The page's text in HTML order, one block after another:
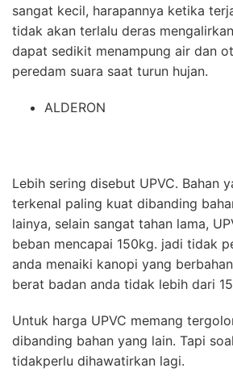
sangat kecil, harapannya ketika
tidak akan terlalu deras
dapat sedikit menampung air dan
peredam suara saat turun hujan.
ALDERON
Lebih sering disebut UPVC. Bahan
terkenal paling kuat dibanding
lainya, selain sangat tahan lama,
beban mencapai 150kg. jadi tidak
anda menaiki kanopi yang
berat badan anda tidak lebih dari
Untuk harga UPVC memang
dibanding bahan yang lain. Tapi
tidakperlu dihawatirkan lagi.